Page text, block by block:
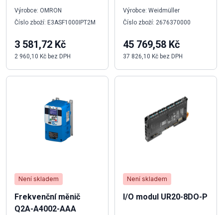
Výrobce: OMRON
Číslo zboží: E3ASF1000IPT2M
3 581,72 Kč
2 960,10 Kč bez DPH
Není skladem
Frekvenční měnič
Q2A-A4002-AAA
Výrobce: Weidmüller
Číslo zboží: 2676370000
45 769,58 Kč
37 826,10 Kč bez DPH
Není skladem
I/O modul UR20-8DO-P